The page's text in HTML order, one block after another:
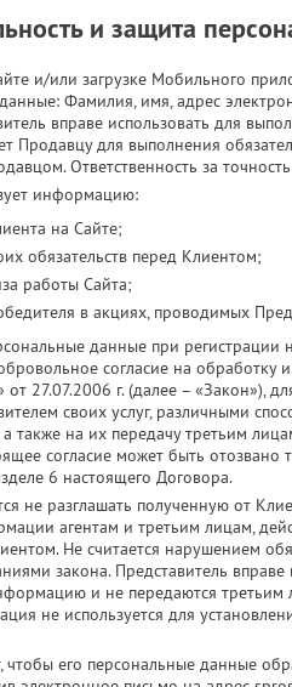
и защита
и/или загрузке Мобильного
Фамилия, имя, адрес
вправе использовать для
Продавцу для выполнения
Ответственность за
информацию:
на Сайте;
обязательств перед Клиентом;
работы Сайта;
в акциях, проводимых
данные при
согласие на обработку
27.07.2006 г. (далее – «Закон»),
своих услуг, различными
также на их передачу третьим
согласие может быть
6 настоящего Договора.
не разглашать полученную от
агентам и третьим лицам,
Не считается нарушением
закона. Представитель вправе
и не передаются третьим
не используется для
чтобы его персональные данные